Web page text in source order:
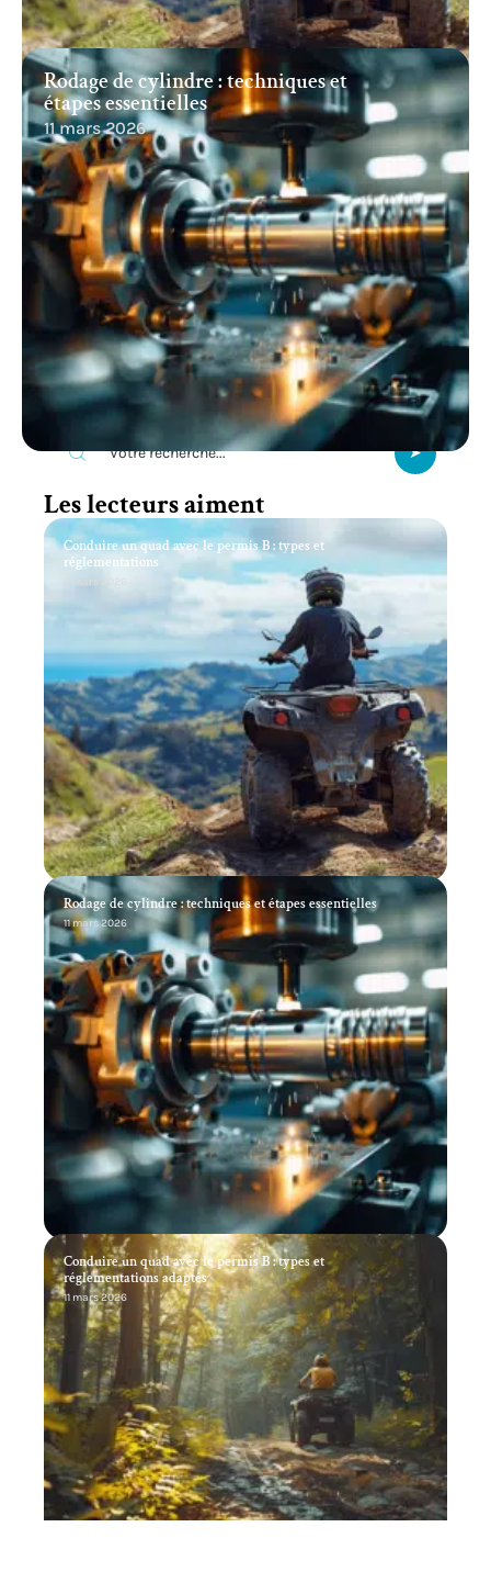
Rodage de cylindre : techniques et
étapes essentielles
11 mars 2026
Recherche
Les lecteurs aiment
Conduire un quad avec le permis B : types et
réglementations
11 mars 2026
Rodage de cylindre : techniques et étapes essentielles
11 mars 2026
Conduire un quad avec le permis B : types et
réglementations adaptés
11 mars 2026